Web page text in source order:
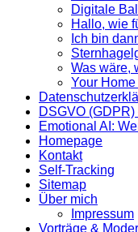
Digitale
Hallo, wie
Ich bin
Was wäre,
Your
DSGVO
Emotional AI:
Homepage
Kontakt
Self-Tracking
Sitemap
Über mich
Impressum
Vorträge &